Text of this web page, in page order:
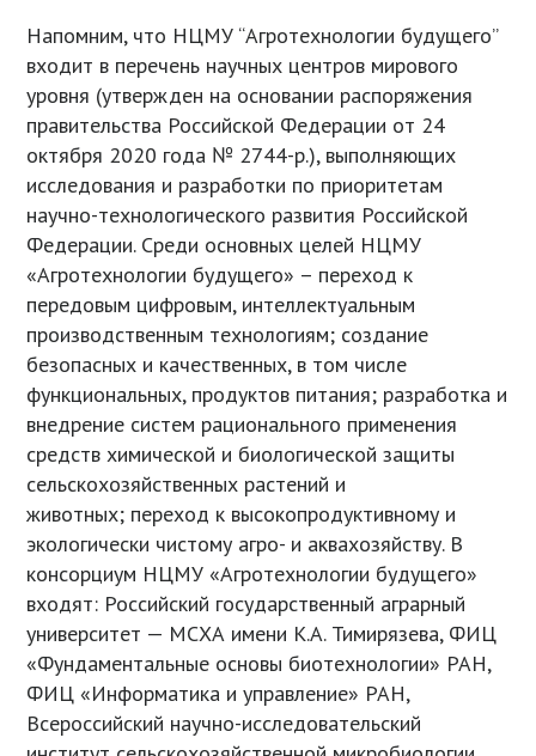
Напомним, что НЦМУ “Агротехнологии будущего”
входит в перечень научных центров мирового
уровня (утвержден на основании распоряжения
правительства Российской Федерации от 24
октября 2020 года № 2744-р.), выполняющих
исследования и разработки по приоритетам
научно-технологического развития Российской
Федерации. Среди основных целей НЦМУ
«Агротехнологии будущего» – переход к
передовым цифровым, интеллектуальным
производственным технологиям; создание
безопасных и качественных, в том числе
функциональных, продуктов питания; разработка и
внедрение систем рационального применения
средств химической и биологической защиты
сельскохозяйственных растений и
животных; переход к высокопродуктивному и
экологически чистому агро- и аквахозяйству. В
консорциум НЦМУ «Агротехнологии будущего»
входят: Российский государственный аграрный
университет — МСХА имени К.А. Тимирязева, ФИЦ
«Фундаментальные основы биотехнологии» РАН,
ФИЦ «Информатика и управление» РАН,
Всероссийский научно-исследовательский